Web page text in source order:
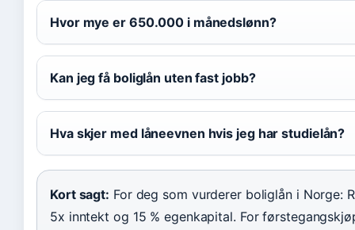
Hvor mye er 650.000 i månedslønn?
Kan jeg få boliglån uten fast jobb?
Hva skjer med låneevnen hvis jeg har studielån?
Kort sagt: For deg som vurderer boliglån i Norge:
5x inntekt og 15 % egenkapital. For